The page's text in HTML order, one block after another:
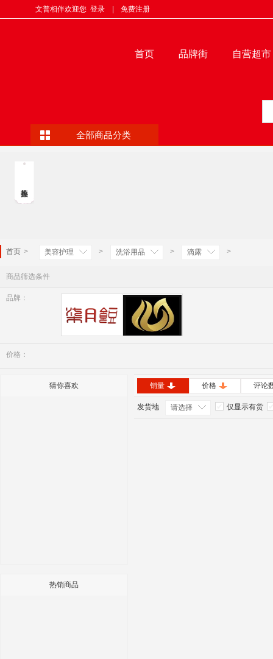
文普相伴欢迎您 登录 免费注册
首页 品牌街 自营超市
全部商品分类
首页 > 美容护理 > 洗浴用品 > 滴露 >
商品筛选条件
品牌：
价格：
猜你喜欢
热销商品
销量 价格 评论
发货地 请选择 仅显示有货